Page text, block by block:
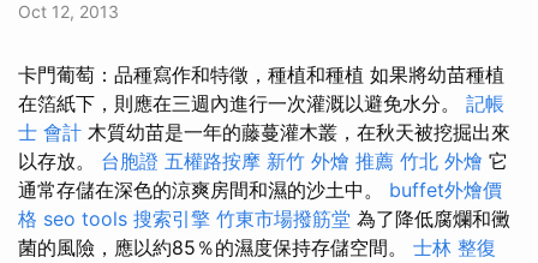
Oct 12, 2013
卡門葡萄：品種寫作和特徵，種植和種植 如果將幼苗種植
在箔紙下，則應在三週內進行一次灌溉以避免水分。 記帳
士 會計 木質幼苗是一年的藤蔓灌木叢，在秋天被挖掘出來
以存放。 台胞證 五權路按摩 新竹 外燴 推薦 竹北 外燴 它
通常存儲在深色的涼爽房間和濕的沙土中。 buffet外燴價
格 seo tools 搜索引擎 竹東市場撥筋堂 為了降低腐爛和黴
菌的風險，應以約85％的濕度保持存儲空間。 士林 整復